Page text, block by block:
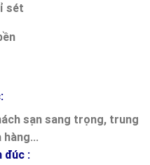
sét
sạn sang trọng, trung
đúc :